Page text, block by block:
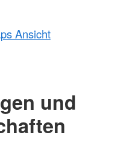
Ansicht
und